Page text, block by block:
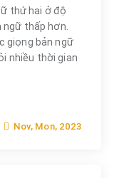
thứ hai ở độ
thấp hơn.
giọng bản ngữ
nhiều thời gian
Nov, Mon, 2023